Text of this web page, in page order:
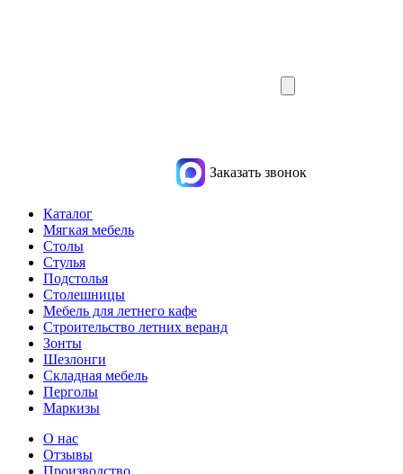
Заказать звонок
Каталог
Мягкая мебель
Столы
Стулья
Подстолья
Столешницы
Мебель для летнего кафе
Строительство летних веранд
Зонты
Шезлонги
Складная мебель
Перголы
Маркизы
О нас
Отзывы